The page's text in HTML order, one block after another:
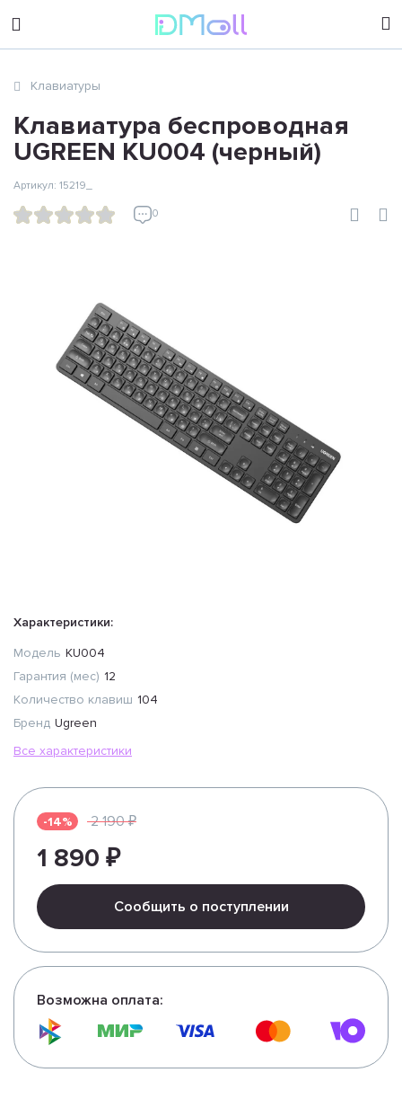
sales@dimoll.ru
Клавиатуры
Клавиатура беспроводная
UGREEN KU004 (черный)
0
Артикул: 15219_
Характеристики:
Модель KU004
Гарантия (мес) 12
Количество клавиш 104
Бренд Ugreen
Все характеристики
-14% 2 190 ₽
1 890 ₽
Сообщить о поступлении
Возможна оплата: